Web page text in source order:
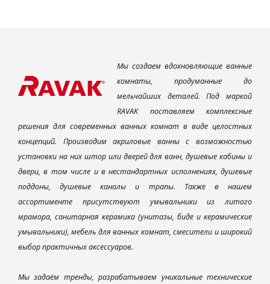
Мы создаем вдохновляющие ванные
комнаты, продуманные до
мельчайших деталей. Под маркой
RAVAK поставляем комплексные
решения для современных ванных комнат в виде целостных
концепций. Производим акриловые ванны с возможностью
установки на них штор или дверей для ванн, душевые кабины и
двери, в том числе и в нестандартных исполнениях, душевые
поддоны, душевые каналы и трапы. Также в нашем
ассортименте присутствуют умывальники из литого
мрамора, санитарная керамика (унитазы, биде и керамические
умывальники), мебель для ванных комнат, смесители и широкий
выбор практичных аксессуаров.
Мы задаём тренды, разрабатываем уникальные технические